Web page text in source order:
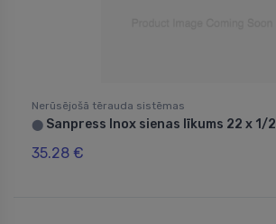
Nerūsējošā tērauda sistēmas
⬤ Sanpress Inox sienas līkums 22 x 1/2
35.28 €